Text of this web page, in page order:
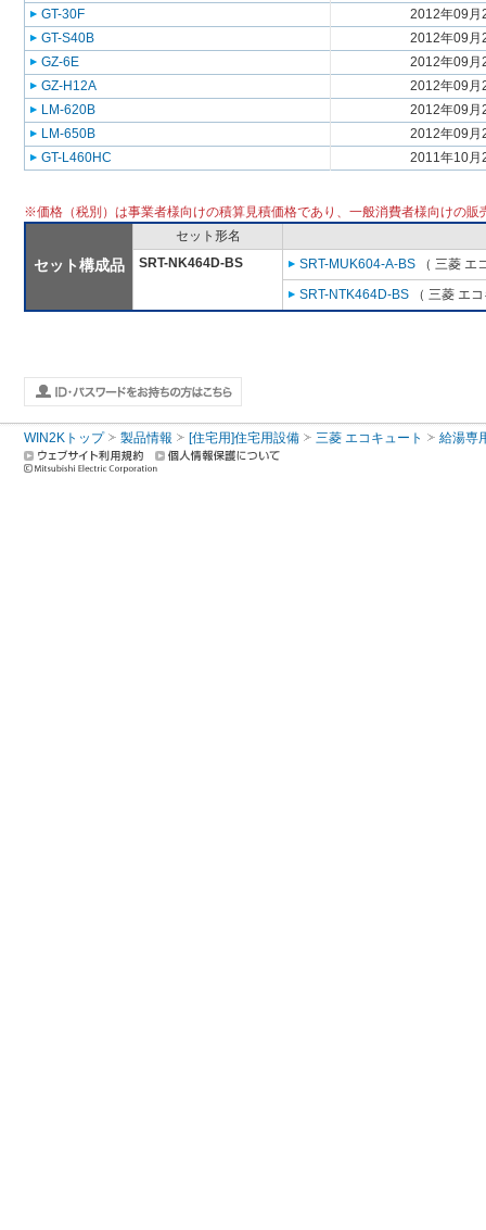
GT-30F
2012年09月
GT-S40B
2012年09月
GZ-6E
2012年09月
GZ-H12A
2012年09月
LM-620B
2012年09月
LM-650B
2012年09月
GT-L460HC
2011年10月
※価格（税別）は事業者様向けの積算見積価格であり、一般消費者様向けの販
セット構成品
セット形名
SRT-NK464D-BS
SRT-MUK604-A-BS （ 三菱 エ
SRT-NTK464D-BS （ 三菱 エ
WIN2Kトップ 製品情報 [住宅用]住宅用設備 三菱 エコキュート 給湯専